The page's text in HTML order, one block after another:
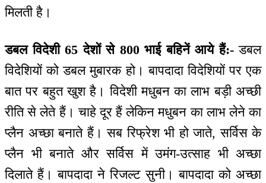
मिलती है।
डबल विदेशी 65 देशों से 800 भाई बहिनें आये हैं:-डबल
विदेशियों को डबल मुबारक हो। बापदादा विदेशियों पर एक
बात पर बहुत खुश है। विदेशी मधुबन का लाभ बड़ी अच्छी
रीति से लेते हैं। चाहे दूर हैं लेकिन मधुबन का लाभ लेने का
प्लैन अच्छा बनाते हैं। सब रिफ्रेश भी हो जाते, सर्विस के
प्लैन भी बनाते और सर्विस में उमंग-उत्साह भी अच्छा
दिलाते हैं। बापदादा ने रिजल्ट सुनी। बापदादा को अच्छा